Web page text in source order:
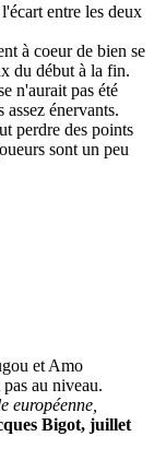
entre les deux
à coeur de bien se
du début à la fin.
n'aurait pas été
énervants.
perdre des points
sont un peu
et Amo
au niveau.
européenne,
Bigot, juillet